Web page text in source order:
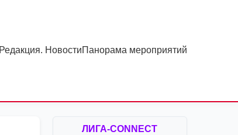
Редакция. НовостиПанорама мероприятий
ЛИГА-CONNECT